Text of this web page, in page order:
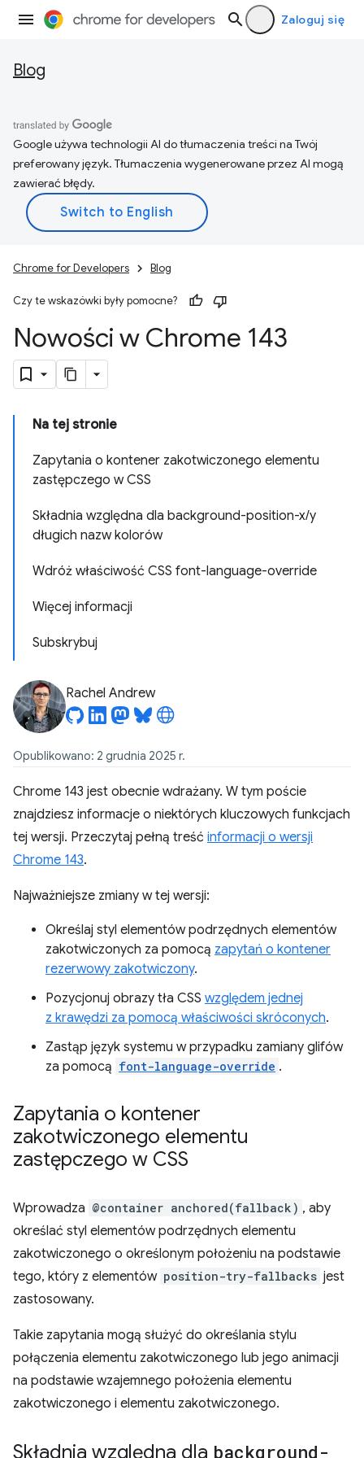
Zaloguj się
Blog
Google używa technologii AI do tłumaczenia treści na Twój
preferowany język. Tłumaczenia wygenerowane przez AI mogą
zawierać błędy.
Chrome for Developers Blog
Czy te wskazówki były pomocne?
Nowości w Chrome 143
Na tej stronie
Zapytania o kontener zakotwiczonego elementu
zastępczego w CSS
Składnia względna dla background-position-x/y
długich nazw kolorów
Wdróż właściwość CSS font-language-override
Więcej informacji
Subskrybuj
Rachel Andrew
Opublikowano: 2 grudnia 2025 r.
Chrome 143 jest obecnie wdrażany. W tym poście
znajdziesz informacje o niektórych kluczowych funkcjach
tej wersji. Przeczytaj pełną treść informacji o wersji
Chrome 143.
Najważniejsze zmiany w tej wersji:
Określaj styl elementów podrzędnych elementów
zakotwiczonych za pomocą zapytań o kontener
rezerwowy zakotwiczony.
Pozycjonuj obrazy tła CSS względem jednej
z krawędzi za pomocą właściwości skróconych.
Zastąp język systemu w przypadku zamiany glifów
za pomocą font-language-override .
Zapytania o kontener
zakotwiczonego elementu
zastępczego w CSS
Wprowadza @container anchored(fallback) , aby
określać styl elementów podrzędnych elementu
zakotwiczonego o określonym położeniu na podstawie
tego, który z elementów position-try-fallbacks jest
zastosowany.
Takie zapytania mogą służyć do określania stylu
połączenia elementu zakotwiczonego lub jego animacji
na podstawie wzajemnego położenia elementu
zakotwiczonego i elementu zakotwiczonego.
Składnia względna dla background-